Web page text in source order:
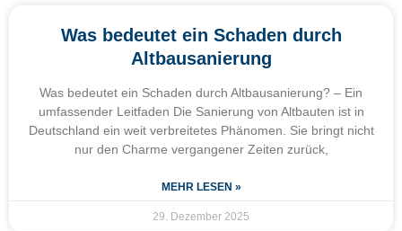
Was bedeutet ein Schaden durch
Altbausanierung
Was bedeutet ein Schaden durch Altbausanierung? – Ein
umfassender Leitfaden Die Sanierung von Altbauten ist in
Deutschland ein weit verbreitetes Phänomen. Sie bringt nicht
nur den Charme vergangener Zeiten zurück,
MEHR LESEN »
29. Dezember 2025